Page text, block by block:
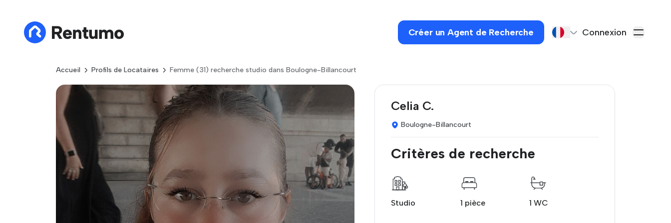
Créer un Agent de Recherche Connexion
Accueil Profils de Locataires Femme (31) recherche studio dans Boulogne-Billancourt
Celia C.
Boulogne-Billancourt
Critères de recherche
Studio 1 pièce 1 WC